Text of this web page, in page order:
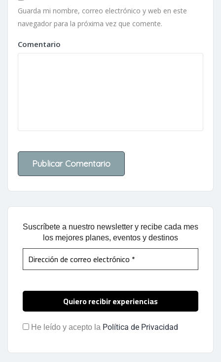
Guarda mi nombre, correo electrónico y web en este
navegador para la próxima vez que comente.
Comentario
Suscríbete a nuestro newsletter y recibe cada mes
los mejores planes, eventos y destinos
He leído y acepto la Política de Privacidad